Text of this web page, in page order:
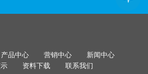
产品中心 营销中心
新闻中心
资料下载 联系我们